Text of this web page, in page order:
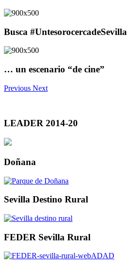
Busca #UntesorocercadeSevilla
… un escenario “de cine”
Previous Next
LEADER 2014-20
Doñana
Sevilla Destino Rural
FEDER Sevilla Rural